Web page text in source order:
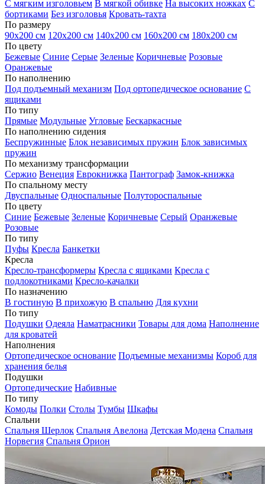
С мягким изголовьем В мягкой обивке На высоких ножках С
бортиками Без изголовья Кровать-тахта
По размеру
90х200 см 120х200 см 140х200 см 160х200 см 180х200 см
По цвету
Бежевые Синие Серые Зеленые Коричневые Розовые
Оранжевые
По наполнению
Под подъемный механизм Под ортопедическое основание С
ящиками
По типу
Прямые Модульные Угловые Бескаркасные
По наполнению сидения
Беспружинные Блок независимых пружин Блок зависимых
пружин
По механизму трансформации
Сержио Венеция Еврокнижка Пантограф Замок-книжка
По спальному месту
Двуспальные Односпальные Полутороспальные
По цвету
Синие Бежевые Зеленые Коричневые Серый Оранжевые
Розовые
По типу
Пуфы Кресла Банкетки
Кресла
Кресло-трансформеры Кресла с ящиками Кресла с
подлокотниками Кресло-качалки
По назначению
В гостиную В прихожую В спальню Для кухни
По типу
Подушки Одеяла Наматрасники Товары для дома Наполнение
для кроватей
Наполнения
Ортопедическое основание Подъемные механизмы Короб для
хранения белья
Подушки
Ортопедические Набивные
По типу
Комоды Полки Столы Тумбы Шкафы
Спальни
Спальня Шерлок Спальня Авелона Детская Модена Спальня
Норвегия Спальня Орион